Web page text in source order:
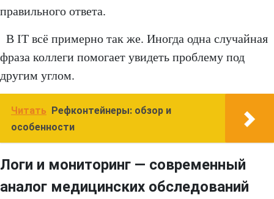
правильного ответа.
В IT всё примерно так же. Иногда одна случайная
фраза коллеги помогает увидеть проблему под
другим углом.
Читать Рефконтейнеры: обзор и
особенности
Логи и мониторинг — современный
аналог медицинских обследований